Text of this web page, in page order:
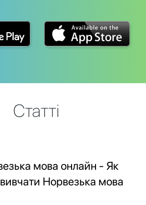
Статті
мова онлайн - Як
Норвезька мова